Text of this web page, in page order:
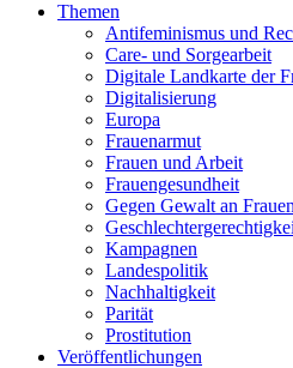
Themen
Antifeminismus und
Care- und Sorgearbeit
Digitale Landkarte der
Digitalisierung
Europa
Frauenarmut
Frauen und Arbeit
Frauengesundheit
Gegen Gewalt an Frauen
Kampagnen
Landespolitik
Nachhaltigkeit
Parität
Prostitution
Veröffentlichungen